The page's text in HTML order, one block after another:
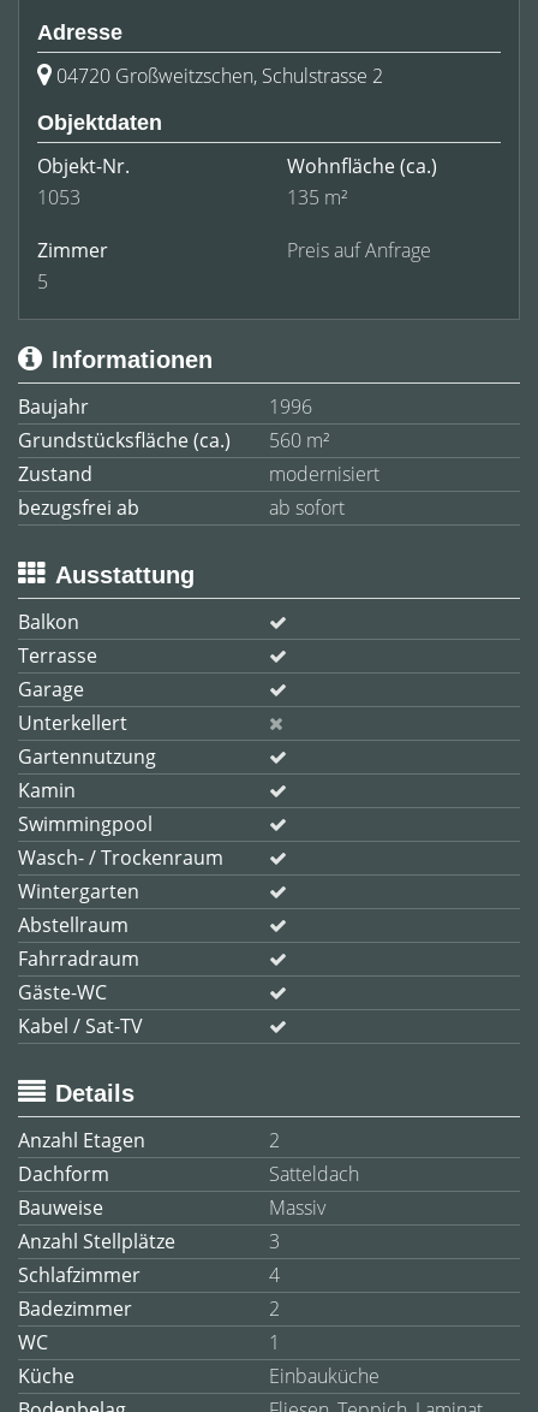
Adresse
04720 Großweitzschen, Schulstrasse 2
Objektdaten
Objekt-Nr.
1053
Wohnfläche(ca.)
135 m²
Zimmer
5
Preis auf Anfrage
Informationen
Baujahr
1996
Grundstücksfläche (ca.)
560 m²
Zustand
modernisiert
bezugsfrei ab
ab sofort
Ausstattung
Balkon
Terrasse
Garage
Unterkellert
Gartennutzung
Kamin
Swimmingpool
Wasch- / Trockenraum
Wintergarten
Abstellraum
Fahrradraum
Gäste-WC
Kabel / Sat-TV
Details
Anzahl Etagen
2
Dachform
Satteldach
Bauweise
Massiv
Anzahl Stellplätze
3
Schlafzimmer
4
Badezimmer
2
WC
1
Küche
Einbauküche